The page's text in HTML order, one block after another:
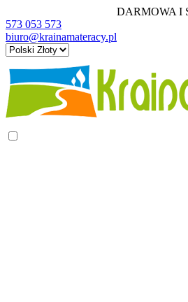
DARMOWA
573 053 573
biuro@krainamateracy.pl